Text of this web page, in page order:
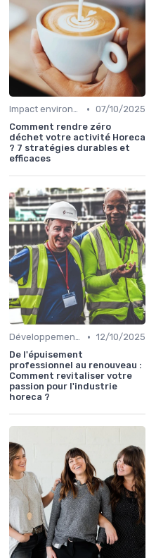
Impact environnemental • 07/10/2025
Comment rendre zéro
déchet votre activité Horeca
? 7 stratégies durables et
efficaces
Développement personnel • 12/10/2025
De l'épuisement
professionnel au renouveau :
Comment revitaliser votre
passion pour l'industrie
horeca ?